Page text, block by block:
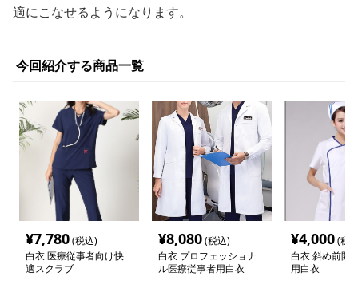
適にこなせるようになります。
今回紹介する商品一覧
¥7,780(税込)
白衣 医療従事者向け快
適スクラブ
¥8,080(税込)
白衣 プロフェッショナ
ル医療従事者用白衣
¥4,000(税
白衣 斜め前開
用白衣